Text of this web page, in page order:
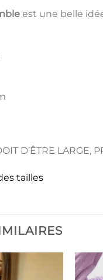
est une belle
D’ÊTRE LARGE,
tailles